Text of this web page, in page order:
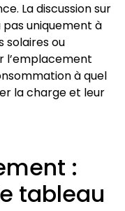
La discussion sur
pas uniquement à
solaires ou
l’emplacement
à quel
la charge et leur
:
tableau